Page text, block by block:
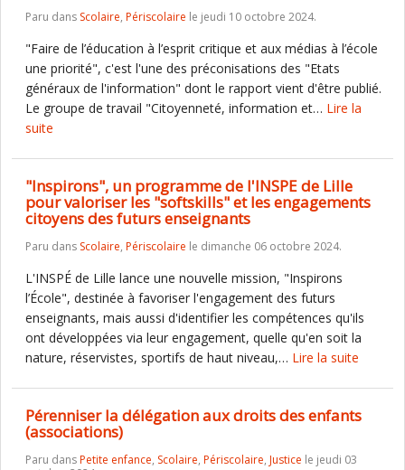
Paru dans Scolaire, Périscolaire le jeudi 10 octobre 2024.
"Faire de l’éducation à l’esprit critique et aux médias à l’école
une priorité", c'est l'une des préconisations des "Etats
généraux de l'information" dont le rapport vient d'être publié.
Le groupe de travail "Citoyenneté, information et… Lire la
suite
"Inspirons", un programme de l'INSPE de Lille
pour valoriser les "softskills" et les engagements
citoyens des futurs enseignants
Paru dans Scolaire, Périscolaire le dimanche 06 octobre 2024.
L'INSPÉ de Lille lance une nouvelle mission, "Inspirons
l’École", destinée à favoriser l'engagement des futurs
enseignants, mais aussi d'identifier les compétences qu'ils
ont développées via leur engagement, quelle qu'en soit la
nature, réservistes, sportifs de haut niveau,… Lire la suite
Pérenniser la délégation aux droits des enfants
(associations)
Paru dansPetite enfance, Scolaire, Périscolaire, Justice le jeudi 03